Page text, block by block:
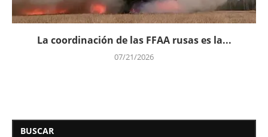
La coordinación de las FFAA rusas es la...
07/21/2026
BUSCAR